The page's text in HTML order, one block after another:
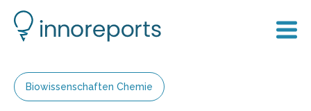
Biowissenschaften Chemie